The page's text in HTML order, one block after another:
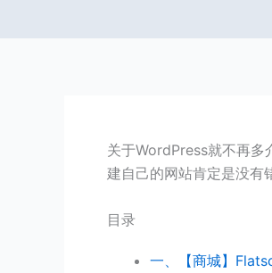
关于WordPress就不再
建自己的网站肯定是没有
目录
一、【商城】